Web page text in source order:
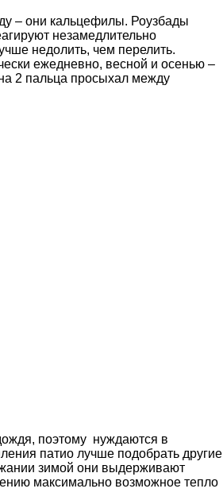
– они кальцефилы. Роузбады
незамедлительно
недолить, чем перелить.
ежедневно, весной и осенью –
2 пальца просыхал между
поэтому нуждаются в
патио лучше подобрать другие
зимой они выдерживают
максимально возможное тепло